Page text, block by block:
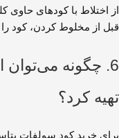
از اختلاط با کودهای
قبل از مخلوط کردن، کود
6. چگونه می‌توان
تهیه کرد؟
برای خرید کود سولفات